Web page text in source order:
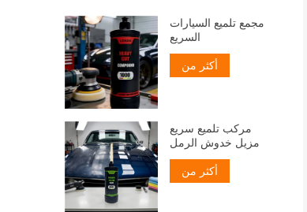
مجمع تلميع السيارات
السريع
أكثر من
مركب تلميع سريع
مزيل خدوش الرمل
أكثر من